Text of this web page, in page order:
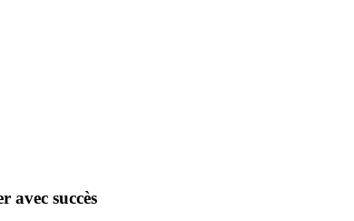
avec succès